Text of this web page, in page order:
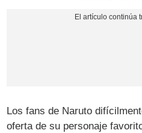
Los fans de Naruto
oferta de su personaje